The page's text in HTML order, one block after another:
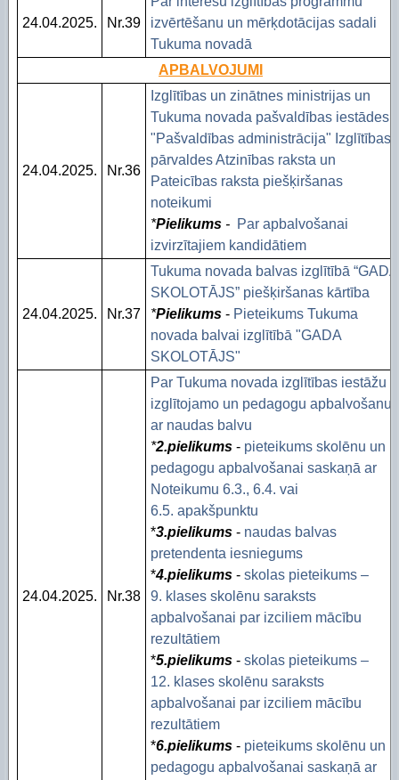
Piekļūstamības paziņojums Izglītības pārvalde
Digitālās plaisas mazināšana sociāli
STEM un pilsoniskā līdzdalība
24.04.2025. Nr.39
izvērtēšanu un mērķdotācijas sadali
Tukuma novadā
APBALVOJUMI
24.04.2025. Nr.36
Izglītības un zinātnes ministrijas un
Tukuma novada pašvaldības iestādes
"Pašvaldības administrācija" Izglītības
pārvaldes Atzinības raksta un
Pateicības raksta piešķiršanas
noteikumi
*Pielikums - Par apbalvošanai
izvirzītajiem kandidātiem
24.04.2025. Nr.37
Tukuma novada balvas izglītībā “GADA
SKOLOTĀJS” piešķiršanas kārtība
*Pielikums - Pieteikums Tukuma
novada balvai izglītībā "GADA
SKOLOTĀJS"
24.04.2025. Nr.38
Par Tukuma novada izglītības iestāžu
izglītojamo un pedagogu apbalvošanu
ar naudas balvu
*2.pielikums - pieteikums skolēnu un
pedagogu apbalvošanai saskaņā ar
Noteikumu 6.3., 6.4. vai
6.5. apakšpunktu
*3.pielikums - naudas balvas
pretendenta iesniegums
*4.pielikums - skolas pieteikums –
9. klases skolēnu saraksts
apbalvošanai par izciliem mācību
rezultātiem
*5.pielikums - skolas pieteikums –
12. klases skolēnu saraksts
apbalvošanai par izciliem mācību
rezultātiem
*6.pielikums - pieteikums skolēnu un
pedagogu apbalvošanai saskaņā ar